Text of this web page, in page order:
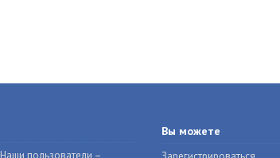
пользователи –
Вы можете